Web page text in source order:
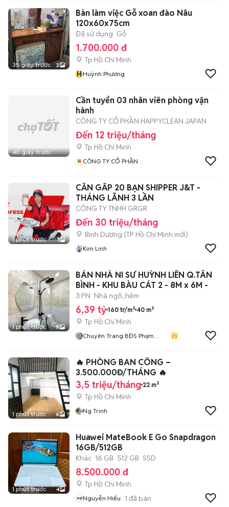
35 giây trước 2
Bàn làm việc Gỗ xoan đào Nâu
120x60x75cm
Đã sử dụng Gỗ
1.700.000 đ
Tp Hồ Chí Minh
HHuỳnh Phương
40 giây trước
Cần tuyển 03 nhân viên phòng vận
hành
CÔNG TY CỔ PHẦN HAPPYCLEAN JAPAN
Đến 12 triệu/tháng
Tp Hồ Chí Minh
CÔNG TY CỔ PHẦN
1 phút trước 1
CẦN GẤP 20 BẠN SHIPPER J&T -
THÁNG LÃNH 3 LẦN
CÔNG TY TNHH GRGR
Đến 30 triệu/tháng
Bình Dương (TP Hồ Chí Minh mới)
Kim Linh
1 phút trước 9
BÁN NHÀ NI SƯ HUỲNH LIÊN Q.TÂN
BÌNH - KHU BÀU CÁT 2 - 8M x 6M -
3 PN Nhà ngõ, hẻm
6,39 tỷ 160 tr/m² 40 m²
Tp Hồ Chí Minh
Chuyên Trang BĐS Phạm
1 phút trước 6
🔥 PHÒNG BAN CÔNG –
3.500.000Đ/THÁNG 🔥
3,5 triệu/tháng 22 m²
Tp Hồ Chí Minh
Ng Trinh
1 phút trước 4
Huawei MateBook E Go Snapdragon
16GB/512GB
Khác 16 GB 512 GB SSD
8.500.000 đ
Tp Hồ Chí Minh
Nguyễn Hiếu 1 đã bán